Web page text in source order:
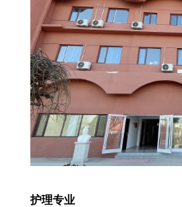
护理专业